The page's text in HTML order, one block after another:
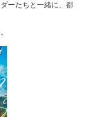
ーたちと一緒に、都